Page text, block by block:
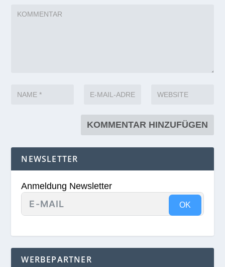
NEWSLETTER
Anmeldung Newsletter
OK
WERBEPARTNER